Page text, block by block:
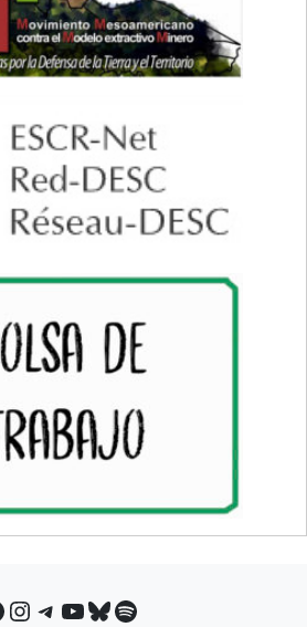
Instagram Telegram YouTube Bluesky Spotify